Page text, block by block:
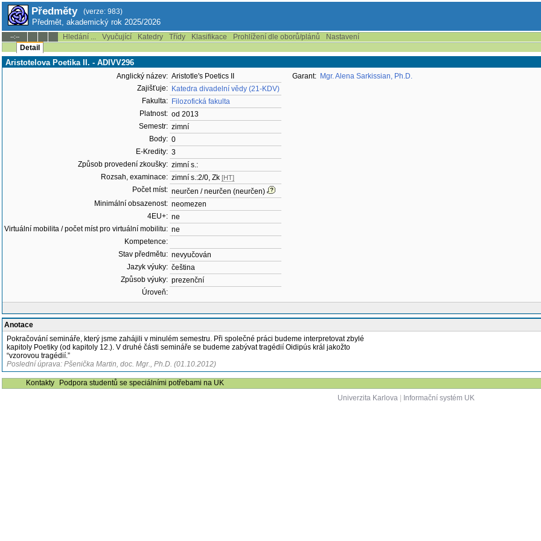
Předměty (verze: 983)
Předmět, akademický rok 2025/2026
--:-- Hledání ... Vyučující Katedry Třídy Klasifikace Prohlížení dle oborů/plánů
Nastavení
Detail
Aristotelova Poetika II. - ADIVV296
Anglický název: Aristotle's Poetics II
Zajišťuje: Katedra divadelní vědy (21-KDV)
Fakulta: Filozofická fakulta
Platnost: od 2013
Semestr: zimní
Body: 0
E-Kredity: 3
Způsob provedení zkoušky: zimní s.:
Rozsah, examinace: zimní s.:2/0, Zk [HT]
Počet míst: neurčen / neurčen (neurčen)
Minimální obsazenost: neomezen
4EU+: ne
Virtuální mobilita / počet míst pro virtuální mobilitu: ne
Kompetence:
Stav předmětu: nevyučován
Jazyk výuky: čeština
Způsob výuky: prezenční
Úroveň:
Garant: Mgr. Alena Sarkissian, Ph.D.
Anotace
Pokračování semináře, který jsme zahájili v minulém semestru. Při společné práci budeme interpretovat zbylé
kapitoly Poetiky (od kapitoly 12.). V druhé části semináře se budeme zabývat tragédií Oidipús král jakožto
“vzorovou tragédií.”
Poslední úprava: Pšenička Martin, doc. Mgr., Ph.D. (01.10.2012)
Kontakty
Podpora studentů se speciálními potřebami na UK
Univerzita Karlova| Informační systém UK